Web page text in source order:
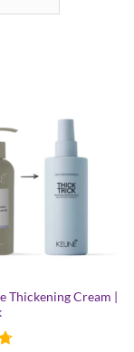
Thickening Cream |